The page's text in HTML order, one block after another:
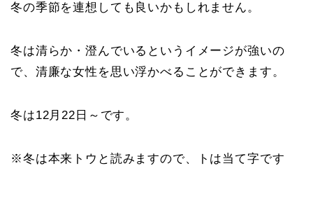
冬の季節を連想しても良いかもしれません。
冬は清らか・澄んでいるというイメージが強いの
で、清廉な女性を思い浮かべることができます。
冬は12月22日～です。
※冬は本来トウと読みますので、トは当て字です